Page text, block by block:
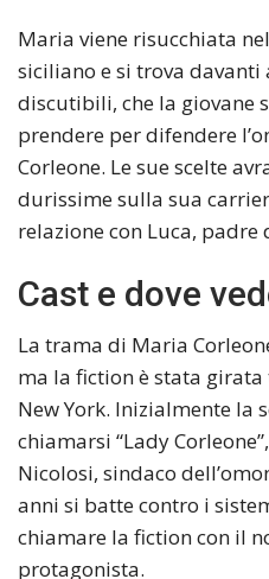
Maria viene risucchiata
siciliano e si trova davanti
discutibili, che la giovane
prendere per difendere
Corleone. Le sue scelte
durissime sulla sua
relazione con Luca, padre
Cast e dove
La trama di Maria
ma la fiction è stata
New York. Inizialmente la
chiamarsi “Lady
Nicolosi, sindaco
anni si batte contro i
chiamare la fiction con il
protagonista.